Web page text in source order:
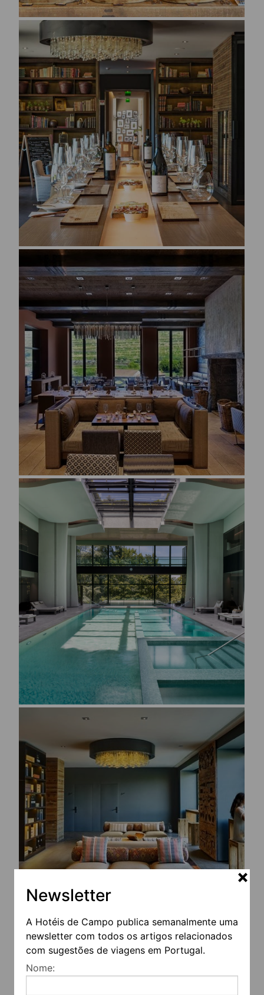
Newsletter
A Hotéis de Campo publica semanalmente uma
newsletter com todos os artigos relacionados
com sugestões de viagens em Portugal.
Nome: